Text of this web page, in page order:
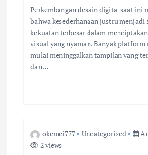
Perkembangan desain digital saat ini
bahwa kesederhanaan justru menjadi
kekuatan terbesar dalam
visual yang nyaman. Banyak platform
mulai meninggalkan tampilan yang
dan…
okemei777 Uncategorized
2 views